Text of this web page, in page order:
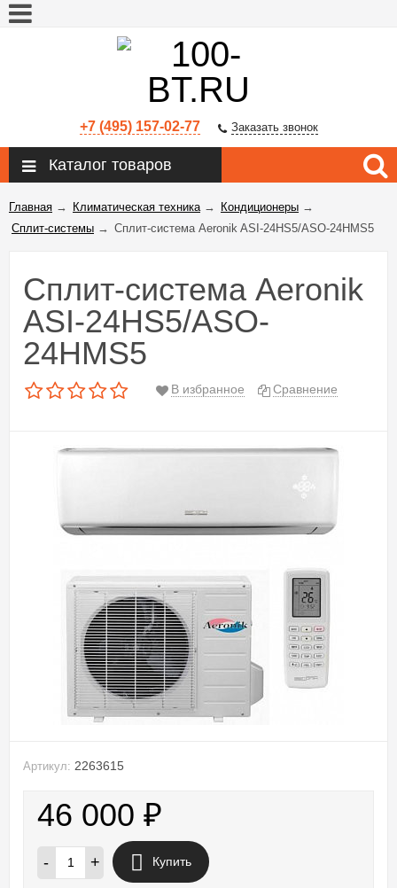
+7 (495) 157-02-77 Заказать звонок
Каталог товаров
Главная → Климатическая техника→ Кондиционеры →
Сплит-системы → Сплит-система Aeronik ASI-24HS5/ASO-24HMS5
Сплит-система Aeronik
ASI-24HS5/ASO-
24HMS5
В избранное Сравнение
Артикул: 2263615
46 000 ₽
- + Купить